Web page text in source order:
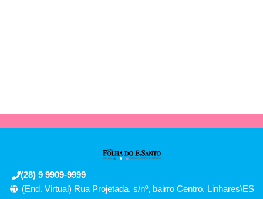
(28) 9 9909-9999
(End. Virtual) Rua Projetada, s/nº, bairro Centro, Linhares\ES